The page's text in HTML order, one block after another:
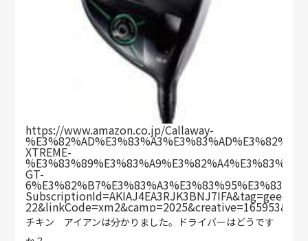
https://www.amazon.co.jp/Callaway-
XTREME-
GT-
SubscriptionId=AKIAJ4EA3RJK3BNJ7IFA&tag=geechs-
チキン アイアンは分かりました。ドライバーはどうです